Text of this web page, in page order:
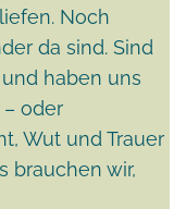
Noch
da sind. Sind
haben uns
oder
Wut und Trauer
brauchen wir,